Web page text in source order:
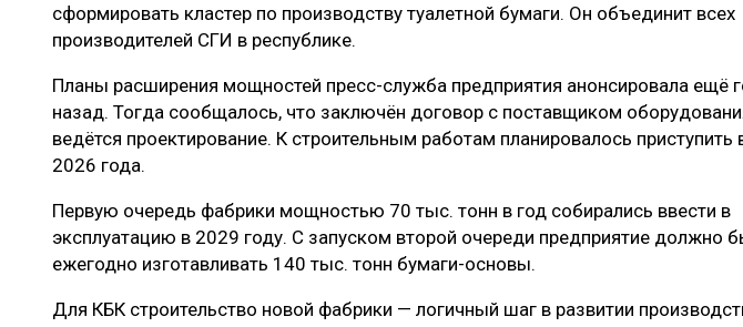
сформировать кластер по производству туалетной бумаги. Он объединит всех
производителей СГИ в республике.
Планы расширения мощностей пресс-служба предприятия анонсировала ещё
назад. Тогда сообщалось, что заключён договор с поставщиком
ведётся проектирование. К строительным работам планировалось приступить
2026 года.
Первую очередь фабрики мощностью 70 тыс. тонн в год собирались ввести в
эксплуатацию в 2029 году. С запуском второй очереди предприятие должно
ежегодно изготавливать 140 тыс. тонн бумаги-основы.
Для КБК строительство новой фабрики — логичный шаг в развитии